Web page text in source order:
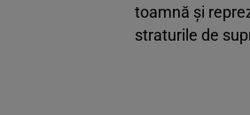
toamnă și
straturile de